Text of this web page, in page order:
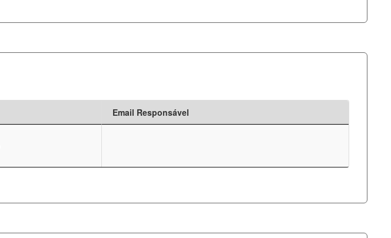
Email Responsável